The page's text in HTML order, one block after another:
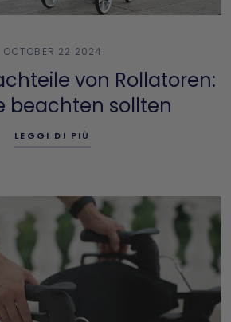
OCTOBER 22 2024
von Rollatoren:
beachten sollten
LEGGI DI PIÙ